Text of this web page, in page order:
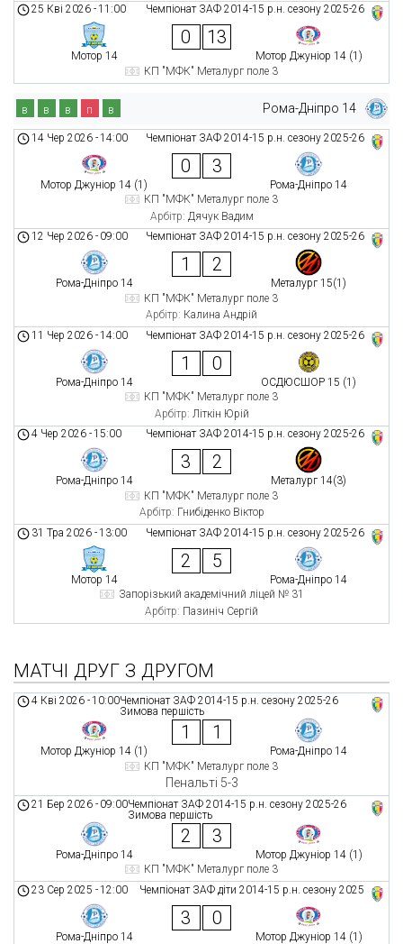
Чемпіонат ЗАФ 2014-15 р.н. сезону 2025-26
25 Кві 2026 -11:00
Мотор 14
0 13
Мотор Джуніор 14 (1)
КП "МФК" Металург поле 3
Рома-Дніпро 14
в в в п в
Чемпіонат ЗАФ 2014-15 р.н. сезону 2025-26
14 Чер 2026 -14:00
Мотор Джуніор 14 (1)
0 3
Рома-Дніпро 14
КП "МФК" Металург поле 3
Арбітр: Дячук Вадим
Чемпіонат ЗАФ 2014-15 р.н. сезону 2025-26
12 Чер 2026 - 09:00
Рома-Дніпро 14
1 2
Металург 15(1)
КП "МФК" Металург поле 3
Арбітр: Калина Андрій
Чемпіонат ЗАФ 2014-15 р.н. сезону 2025-26
11 Чер 2026 -14:00
Рома-Дніпро 14
1 0
ОСДЮСШОР 15 (1)
КП "МФК" Металург поле 3
Арбітр: Літкін Юрій
Чемпіонат ЗАФ 2014-15 р.н. сезону 2025-26
4 Чер 2026 -15:00
Рома-Дніпро 14
3 2
Металург 14(3)
КП "МФК" Металург поле 3
Арбітр: Гнибіденко Віктор
Чемпіонат ЗАФ 2014-15 р.н. сезону 2025-26
31 Тра 2026 -13:00
Мотор 14
2 5
Рома-Дніпро 14
Запорізький академічний ліцей № 31
Арбітр: Пазиніч Сергій
МАТЧІ ДРУГ З ДРУГОМ
Чемпіонат ЗАФ 2014-15 р.н. сезону 2025-26
Зимова першість
4 Кві 2026 -10:00
Мотор Джуніор 14 (1)
1 1
Рома-Дніпро 14
КП "МФК" Металург поле 3
Пенальті 5-3
Чемпіонат ЗАФ 2014-15 р.н. сезону 2025-26
Зимова першість
21 Бер 2026 - 09:00
Рома-Дніпро 14
2 3
Мотор Джуніор 14 (1)
КП "МФК" Металург поле 3
Чемпіонат ЗАФ діти 2014-15 р.н. сезону 2025
23 Сер 2025 -12:00
Рома-Дніпро 14
3 0
Мотор Джуніор 14 (1)